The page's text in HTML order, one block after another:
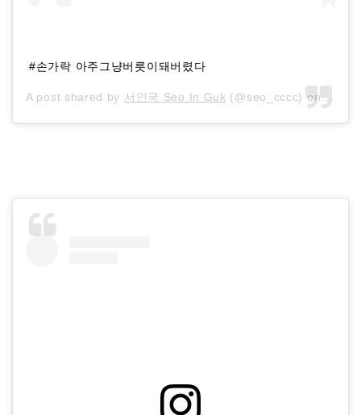
#손가락 아주그냥버릇이돼버렸다
A post shared by 서인국 Seo In Guk (@seo_cccc) on Oct